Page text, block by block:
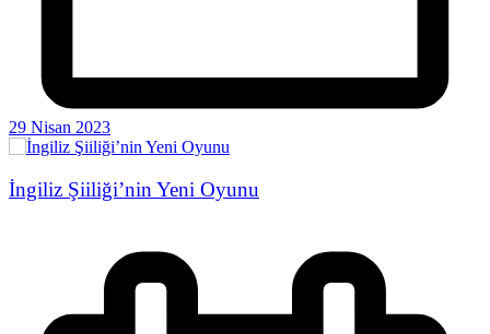
29 Nisan 2023
İngiliz Şiiliği’nin Yeni Oyunu